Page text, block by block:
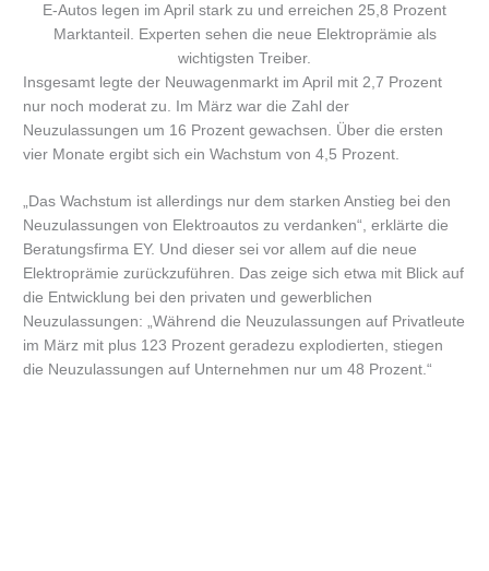
E-Autos legen im April stark zu und erreichen 25,8 Prozent
Marktanteil. Experten sehen die neue Elektroprämie als
wichtigsten Treiber.
Insgesamt legte der Neuwagenmarkt im April mit 2,7 Prozent
nur noch moderat zu. Im März war die Zahl der
Neuzulassungen um 16 Prozent gewachsen. Über die ersten
vier Monate ergibt sich ein Wachstum von 4,5 Prozent.
„Das Wachstum ist allerdings nur dem starken Anstieg bei den
Neuzulassungen von Elektroautos zu verdanken“, erklärte die
Beratungsfirma EY. Und dieser sei vor allem auf die neue
Elektroprämie zurückzuführen. Das zeige sich etwa mit Blick auf
die Entwicklung bei den privaten und gewerblichen
Neuzulassungen: „Während die Neuzulassungen auf Privatleute
im März mit plus 123 Prozent geradezu explodierten, stiegen
die Neuzulassungen auf Unternehmen nur um 48 Prozent.“